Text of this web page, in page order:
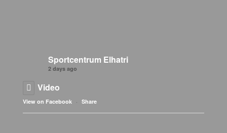
Sportcentrum Elhatri
2 days ago
Video
View on Facebook · Share